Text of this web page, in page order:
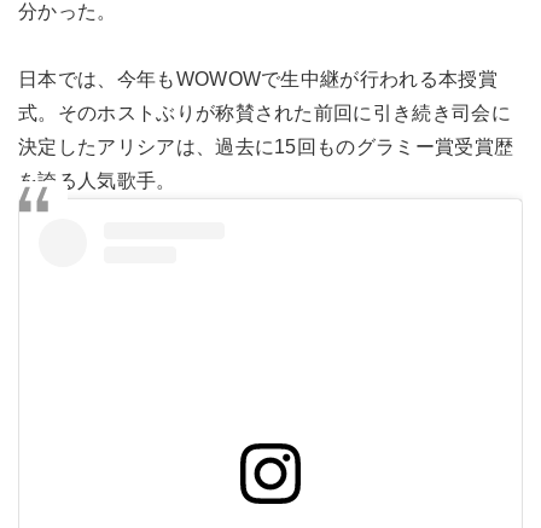
分かった。
日本では、今年もWOWOWで生中継が行われる本授賞
式。そのホストぶりが称賛された前回に引き続き司会に
決定したアリシアは、過去に15回ものグラミー賞受賞歴
を誇る人気歌手。